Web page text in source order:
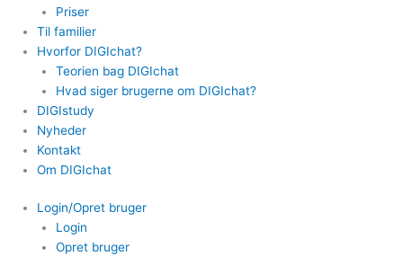
Priser
Til familier
Hvorfor DIGIchat?
Teorien bag DIGIchat
Hvad siger brugerne om DIGIchat?
DIGIstudy
Nyheder
Kontakt
Om DIGIchat
Login/Opret bruger
Login
Opret bruger